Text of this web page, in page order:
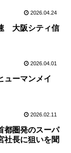
2026.04.24
大阪シティ信
2026.04.01
ューマンメイ
2026.02.11
都圏発のスーパ
長に狙いを聞